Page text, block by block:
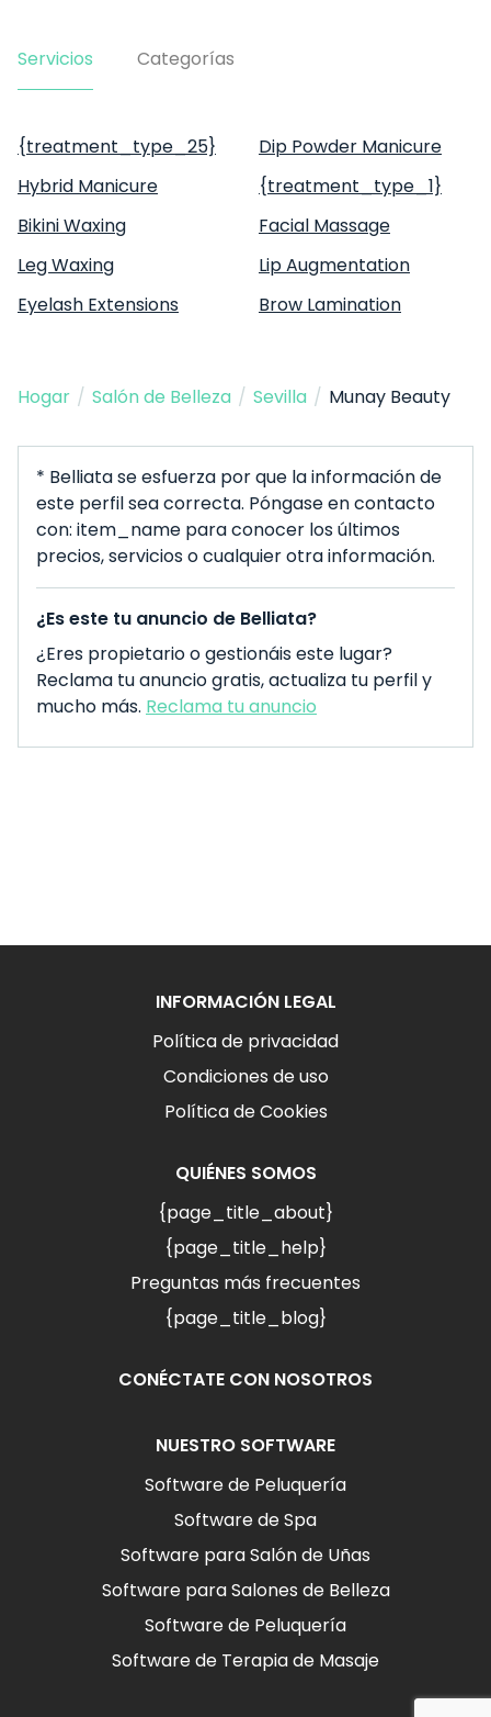
Servicios Categorías
{treatment_type_25}
Dip Powder Manicure
Hybrid Manicure
{treatment_type_1}
Bikini Waxing
Facial Massage
Leg Waxing
Lip Augmentation
Eyelash Extensions
Brow Lamination
Hogar / Salón de Belleza / Sevilla / Munay Beauty
* Belliata se esfuerza por que la información de
este perfil sea correcta. Póngase en contacto
con: item_name para conocer los últimos
precios, servicios o cualquier otra información.
¿Es este tu anuncio de Belliata?
¿Eres propietario o gestionáis este lugar?
Reclama tu anuncio gratis, actualiza tu perfil y
mucho más. Reclama tu anuncio
INFORMACIÓN LEGAL
Política de privacidad
Condiciones de uso
Política de Cookies
QUIÉNES SOMOS
{page_title_about}
{page_title_help}
Preguntas más frecuentes
{page_title_blog}
CONÉCTATE CON NOSOTROS
NUESTRO SOFTWARE
Software de Peluquería
Software de Spa
Software para Salón de Uñas
Software para Salones de Belleza
Software de Peluquería
Software de Terapia de Masaje